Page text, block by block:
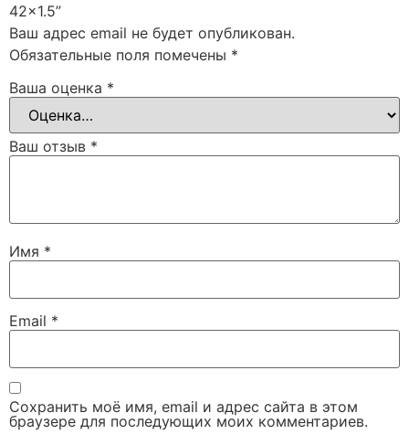
42×1.5”
Ваш адрес email не будет опубликован.
Обязательные поля помечены *
Ваша оценка *
Ваш отзыв *
Имя *
Email *
Сохранить моё имя, email и адрес сайта в этом
браузере для последующих моих комментариев.